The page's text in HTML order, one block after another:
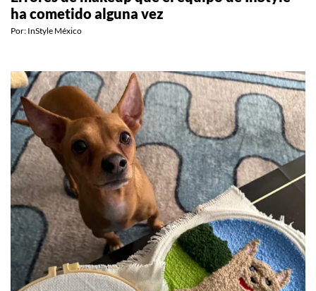
ha cometido alguna vez
Por: InStyle México